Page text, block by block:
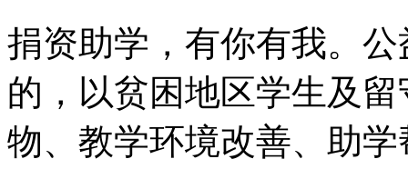
捐资助学，有你有我。
的，以贫困地区学生及
物、教学环境改善、助